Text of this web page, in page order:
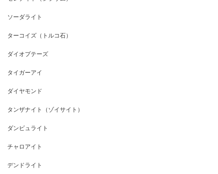
ソーダライト
ターコイズ（トルコ石）
ダイオプテーズ
タイガーアイ
ダイヤモンド
タンザナイト（ゾイサイト）
ダンビュライト
チャロアイト
デンドライト